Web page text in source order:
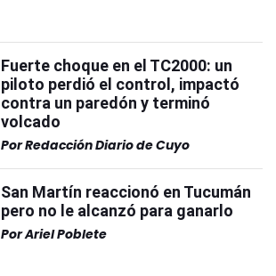
Fuerte choque en el TC2000: un
piloto perdió el control, impactó
contra un paredón y terminó
volcado
PorRedacción Diario de Cuyo
San Martín reaccionó en Tucumán
pero no le alcanzó para ganarlo
PorAriel Poblete